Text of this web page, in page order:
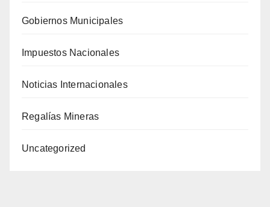
Gobiernos Municipales
Impuestos Nacionales
Noticias Internacionales
Regalías Mineras
Uncategorized